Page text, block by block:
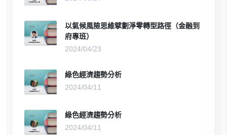
以氣候風險思維擘劃淨零轉型路徑（金融到
府專班）
2024/04/23
綠色經濟趨勢分析
2024/04/11
綠色經濟趨勢分析
2024/04/11